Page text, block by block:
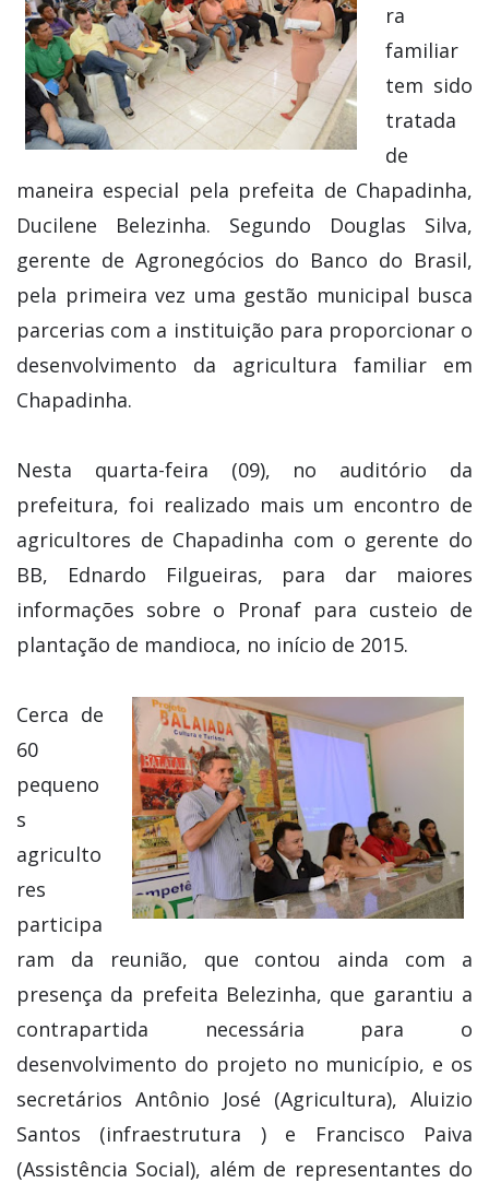
ra
familiar
tem sido
tratada
de
maneira especial pela prefeita de Chapadinha,
Ducilene Belezinha. Segundo Douglas Silva,
gerente de Agronegócios do Banco do Brasil,
pela primeira vez uma gestão municipal busca
parcerias com a instituição para proporcionar o
desenvolvimento da agricultura familiar em
Chapadinha.
Nesta quarta-feira (09), no auditório da
prefeitura, foi realizado mais um encontro de
agricultores de Chapadinha com o gerente do
BB, Ednardo Filgueiras, para dar maiores
informações sobre o Pronaf para custeio de
plantação de mandioca, no início de 2015.
Cerca de
60
pequeno
s
agriculto
res
participa
ram da reunião, que contou ainda com a
presença da prefeita Belezinha, que garantiu a
contrapartida necessária para o
desenvolvimento do projeto no município, e os
secretários Antônio José (Agricultura), Aluizio
Santos (infraestrutura ) e Francisco Paiva
(Assistência Social), além de representantes do